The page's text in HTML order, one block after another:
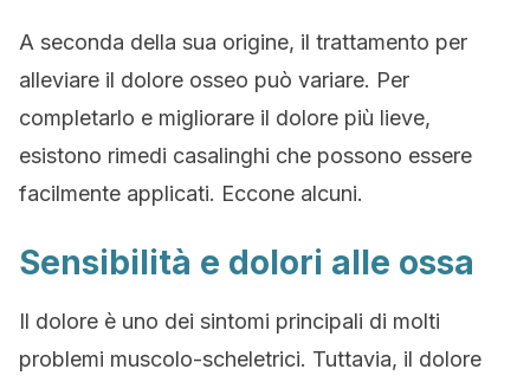
A seconda della sua origine, il trattamento per
alleviare il dolore osseo può variare. Per
completarlo e migliorare il dolore più lieve,
esistono rimedi casalinghi che possono essere
facilmente applicati. Eccone alcuni.
Sensibilità e dolori alle ossa
Il dolore è uno dei sintomi principali di molti
problemi muscolo-scheletrici. Tuttavia, il dolore